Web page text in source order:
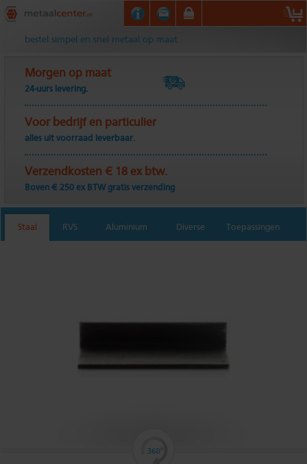
Metaalcenter.nl
bestel simpel en snel metaal op maat
Morgen op maat
24-uurs levering.
Voor bedrijf en particulier
alles uit voorraad leverbaar.
Verzendkosten € 18 ex btw.
Boven € 250 ex BTW gratis verzending
Staal RVS Aluminium Diverse Toepassingen